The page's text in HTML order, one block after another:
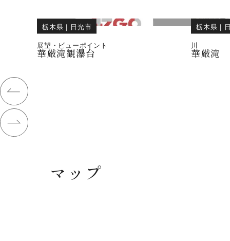
栃木県 ｜ 日光市
展望・ビューポイント
華厳滝観瀑台
栃木県 ｜
川
華厳滝
マップ